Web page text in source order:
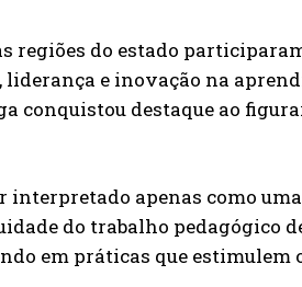
regiões do estado
e inovação na
conquistou destaque ao
interpretado apenas como
do trabalho pedagógico
em práticas que estimulem